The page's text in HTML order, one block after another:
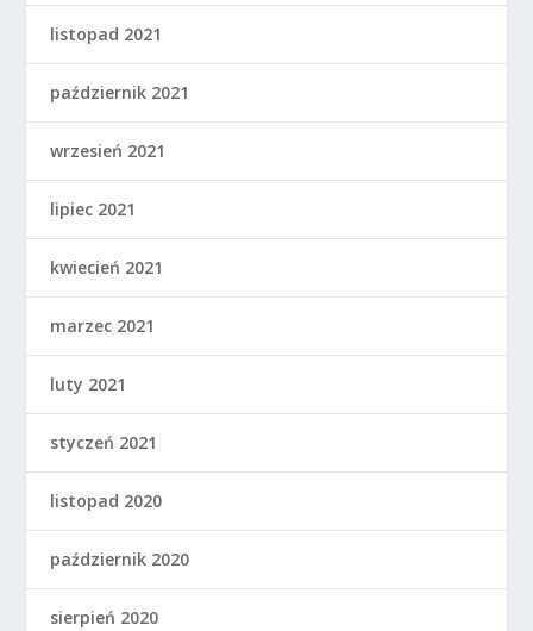
listopad 2021
październik 2021
wrzesień 2021
lipiec 2021
kwiecień 2021
marzec 2021
luty 2021
styczeń 2021
listopad 2020
październik 2020
sierpień 2020